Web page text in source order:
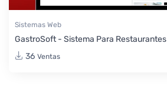
Sistemas Web
GastroSoft - Sistema Para Restaurantes
36 Ventas